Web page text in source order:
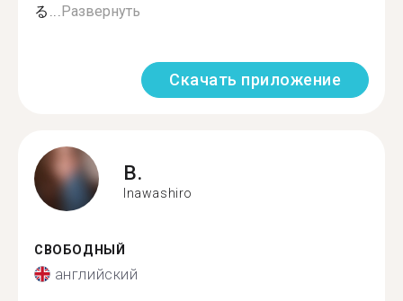
る...Развернуть
Скачать приложение
B.
Inawashiro
СВОБОДНЫЙ
английский